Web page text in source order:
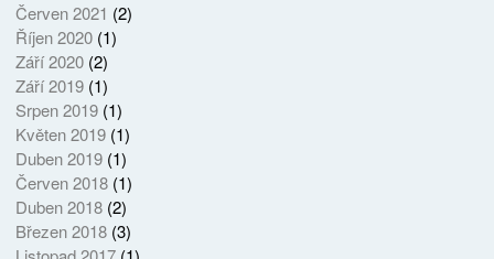
Červen 2021 (2)
Říjen 2020(1)
Září 2020(2)
Září 2019(1)
Srpen 2019(1)
Květen 2019(1)
Duben 2019(1)
Červen 2018(1)
Duben 2018(2)
Březen 2018(3)